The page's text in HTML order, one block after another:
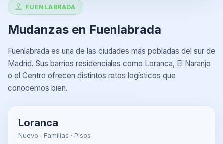
FUENLABRADA
Mudanzas en Fuenlabrada
Fuenlabrada es una de las ciudades más pobladas del sur de
Madrid. Sus barrios residenciales como Loranca, El Naranjo
o el Centro ofrecen distintos retos logísticos que
conocemos bien.
Loranca
Nuevo · Familias · Pisos